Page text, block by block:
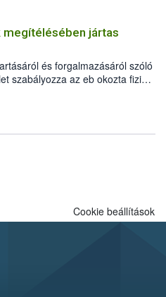
jártas
és forgalmazásáról szóló
szabályozza az eb okozta fizikai
felmerülő
veszélyes eb tartását és annak
jártas szakértőt.
Cookie beállítások